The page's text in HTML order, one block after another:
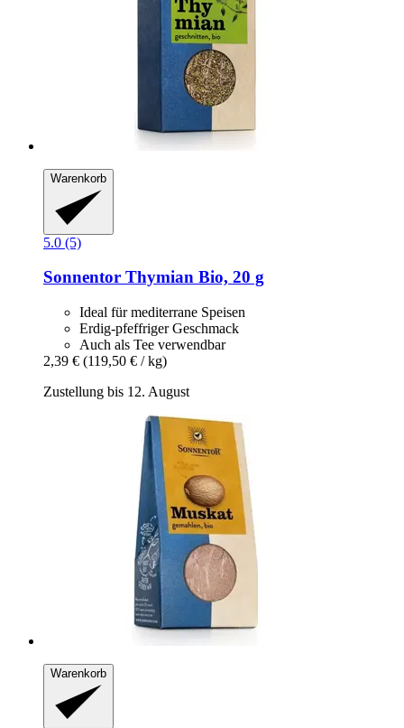
Warenkorb
5.0 (5)
Sonnentor Thymian Bio, 20 g
Ideal für mediterrane Speisen
Erdig-pfeffriger Geschmack
Auch als Tee verwendbar
2,39 € (119,50 € / kg)
Zustellung bis 12. August
Warenkorb